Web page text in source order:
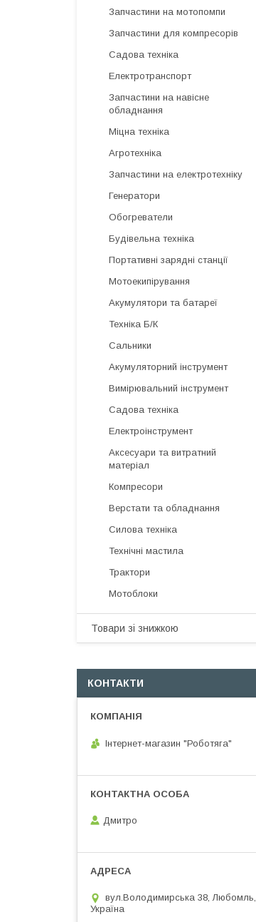
Запчастини на мотопомпи
Запчастини для компресорів
Садова техніка
Електротранспорт
Запчастини на навісне
обладнання
Міцна техніка
Агротехніка
Запчастини на електротехніку
Генератори
Обогреватели
Будівельна техніка
Портативні зарядні станції
Мотоекипірування
Акумулятори та батареї
Техніка Б/К
Сальники
Акумуляторний інструмент
Вимірювальний інструмент
Садова техніка
Електроінструмент
Аксесуари та витратний
матеріал
Компресори
Верстати та обладнання
Силова техніка
Технічні мастила
Трактори
Мотоблоки
Товари зі знижкою
КОНТАКТИ
Інтернет-магазин "Роботяга"
Дмитро
вул.Володимирська 38, Любомль,
Україна